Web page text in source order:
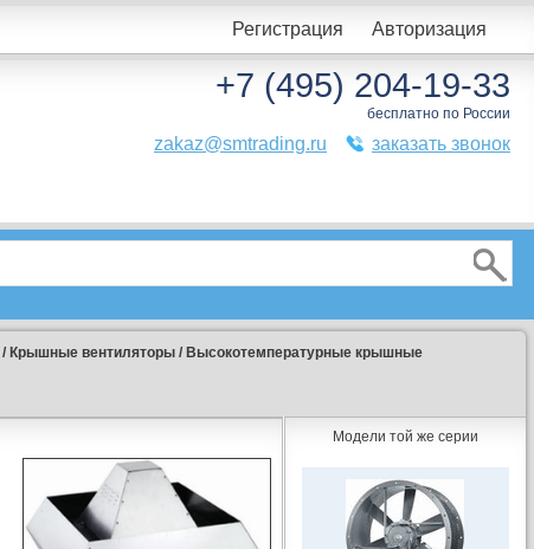
Регистрация Авторизация
+7 (495) 204-19-33
бесплатно по России
zakaz@smtrading.ru заказать звонок
/ Крышные вентиляторы / Высокотемпературные крышные
Модели той же серии